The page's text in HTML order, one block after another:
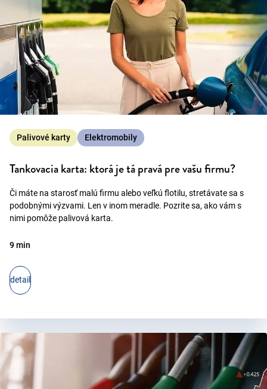
Palivové karty Elektromobily
Tankovacia karta: ktorá je tá pravá pre vašu firmu?
Či máte na starosť malú firmu alebo veľkú flotilu, stretávate sa s
podobnými výzvami. Len v inom meradle. Pozrite sa, ako vám s
nimi pomôže palivová karta.
9 min
detail